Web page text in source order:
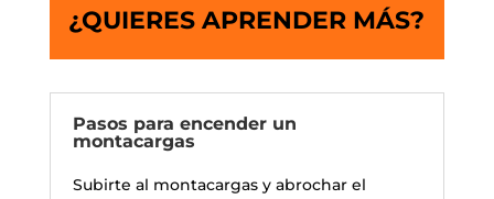
¿QUIERES APRENDER MÁS?
Pasos para encender un
montacargas
Subirte al montacargas y abrochar el